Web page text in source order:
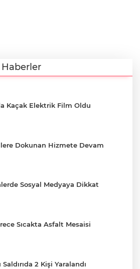
Kaçak Elektrik Film Oldu
Dokunan Hizmete Devam
Sosyal Medyaya Dikkat
Sıcakta Asfalt Mesaisi
Saldırıda 2 Kişi Yaralandı